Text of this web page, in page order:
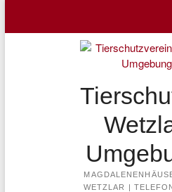
content
WETZLAR |